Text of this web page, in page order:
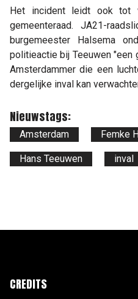
Het incident leidt ook tot
gemeenteraad. JA21-
burgemeester Halsema
politieactie bij Teeuwen
Amsterdammer die een
dergelijke inval kan
Nieuwstags:
Amsterdam Femke
Hans Teeuwen inval
CREDITS